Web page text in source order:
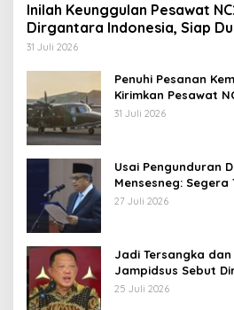
Inilah Keunggulan Pesawat
Dirgantara Indonesia, Siap
Operasi TNI
31 Juli 2026
Penuhi Pesanan
Kirimkan Pesawat
AU
31 Juli 2026
Usai Pengunduran
Mensesneg: Segera
Pemberhentian
27 Juli 2026
Jadi Tersangka dan
Jampidsus Sebut
Kriminalisasi
25 Juli 2026